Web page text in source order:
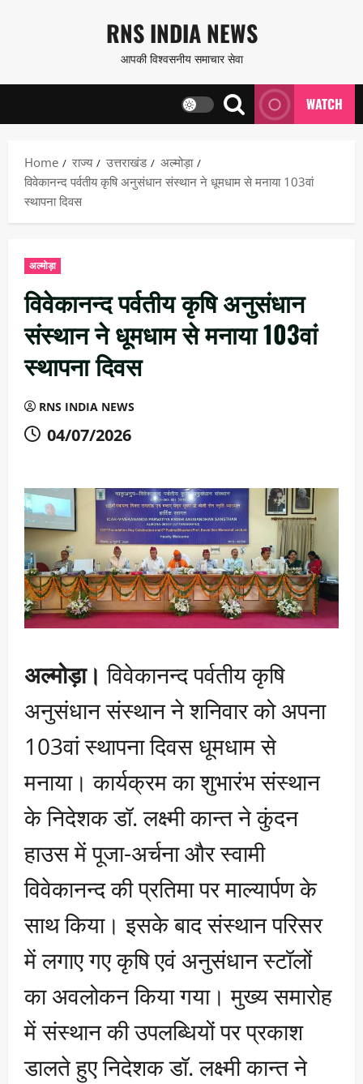
content
RNS INDIA NEWS
आपकी विश्वसनीय समाचार सेवा
WATCH
Home राज्य उत्तराखंड
अल्मोड़ा
विवेकानन्द पर्वतीय कृषि अनुसंधान संस्थान ने धूमधाम से मनाया 103वां
स्थापना दिवस
अल्मोड़ा
विवेकानन्द पर्वतीय कृषि अनुसंधान
संस्थान ने धूमधाम से मनाया 103वां
स्थापना दिवस
RNS INDIA NEWS
04/07/2026
अल्मोड़ा। विवेकानन्द पर्वतीय कृषि
अनुसंधान संस्थान ने शनिवार को अपना
103वां स्थापना दिवस धूमधाम से
मनाया। कार्यक्रम का शुभारंभ संस्थान
के निदेशक डॉ. लक्ष्मी कान्त ने कुंदन
हाउस में पूजा-अर्चना और स्वामी
विवेकानन्द की प्रतिमा पर माल्यार्पण के
साथ किया। इसके बाद संस्थान परिसर
में लगाए गए कृषि एवं अनुसंधान स्टॉलों
का अवलोकन किया गया। मुख्य समारोह
में संस्थान की उपलब्धियों पर प्रकाश
डालते हुए निदेशक डॉ. लक्ष्मी कान्त ने